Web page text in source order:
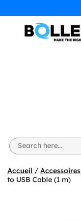
S
e
r
c
Accueil / Accessoires
to USB Cable (1 m)